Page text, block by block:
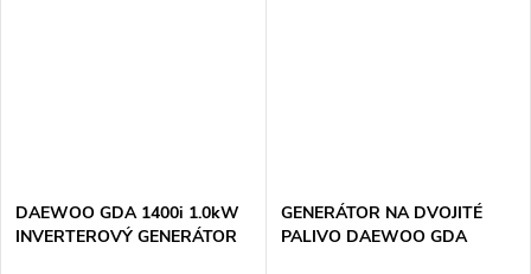
DAEWOO GDA 1400i 1.0kW
INVERTEROVÝ GENERÁTOR
GENERÁTOR NA DVOJITÉ
PALIVO DAEWOO GDA